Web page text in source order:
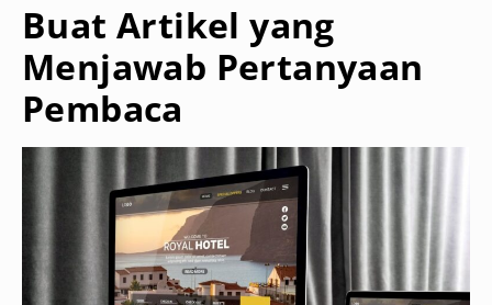
Buat Artikel yang
Menjawab Pertanyaan
Pembaca